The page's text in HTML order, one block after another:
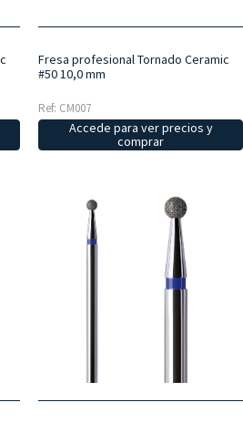
Fresa profesional Tornado Ceramic
#50 10,0 mm
Ref: CM007
Accede para ver precios y
comprar